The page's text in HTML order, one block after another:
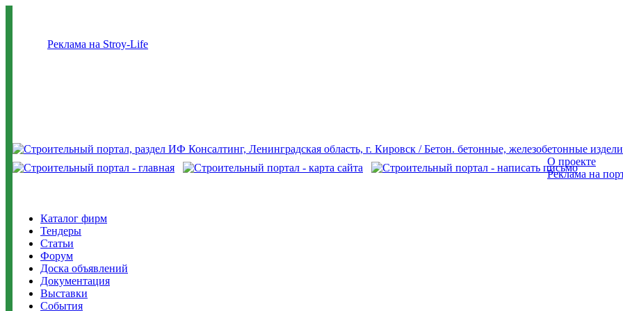
Реклама на Stroy-Life
О проекте
Реклама на
Каталог фирм
Тендеры
Статьи
Форум
Доска объявлений
Документация
Выставки
События